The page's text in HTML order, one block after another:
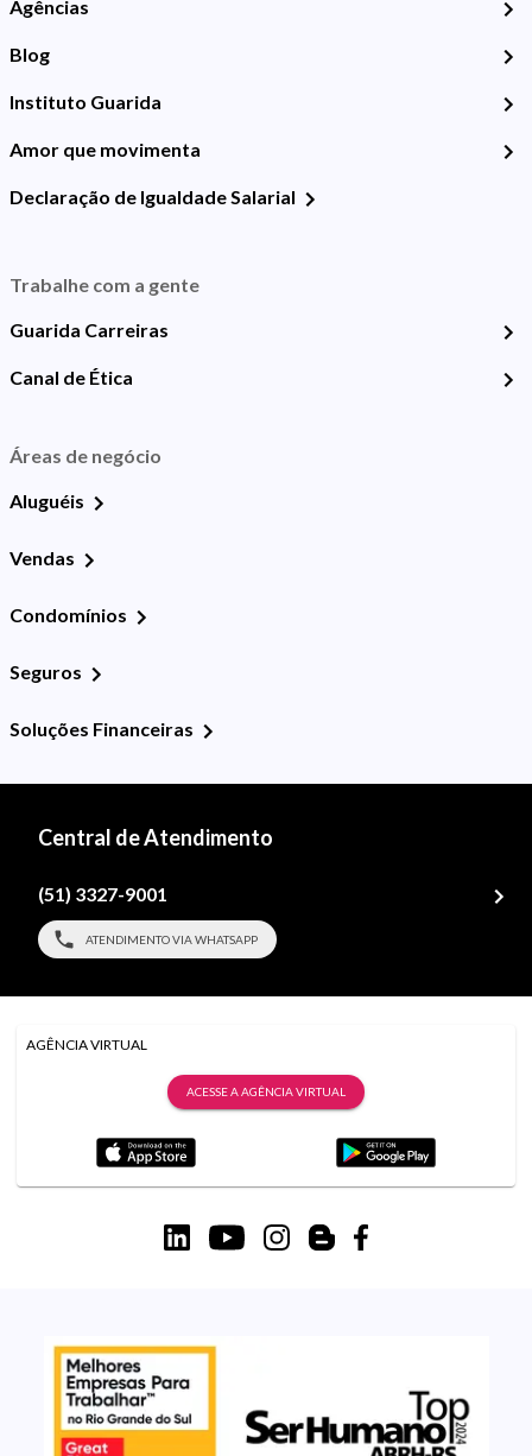
Agências
Blog
Instituto Guarida
Amor que movimenta
Declaração de Igualdade Salarial
Trabalhe com a gente
Guarida Carreiras
Canal de Ética
Áreas de negócio
Aluguéis
Vendas
Condomínios
Seguros
Soluções Financeiras
Central de Atendimento
(51) 3327-9001
ATENDIMENTO VIA WHATSAPP
AGÊNCIA VIRTUAL
ACESSE A AGÊNCIA VIRTUAL